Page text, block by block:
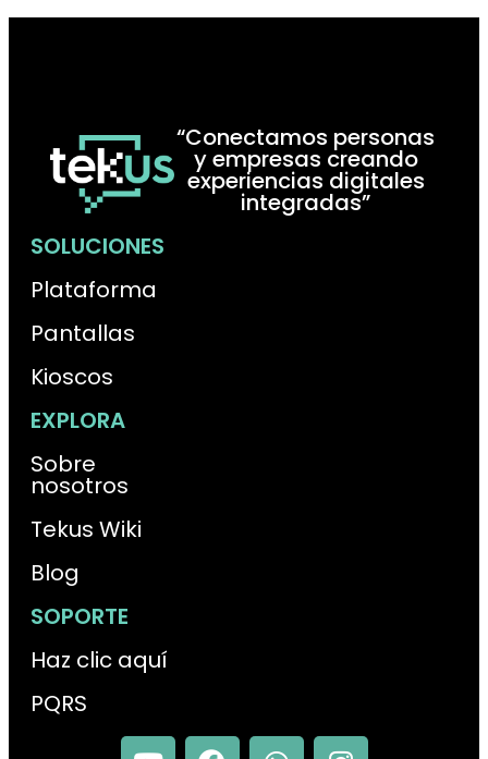
“Conectamos personas
y empresas creando
experiencias digitales
integradas”
SOLUCIONES
Plataforma
Pantallas
Kioscos
EXPLORA
Sobre
nosotros
Tekus Wiki
Blog
SOPORTE
Haz clic aquí
PQRS